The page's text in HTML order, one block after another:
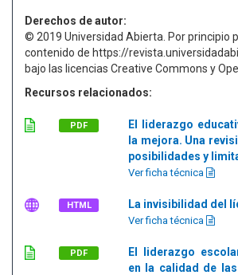
Derechos de autor:
© 2019 Universidad Abierta. Por principio
contenido de https://
bajo las licencias Creative Commons y
Recursos relacionados:
PDF
El liderazgo
la mejora. Una
posibilidades y
Ver ficha técnica
HTML La invisibilidad del
Ver ficha técnica
PDF
El liderazgo
en la calidad de